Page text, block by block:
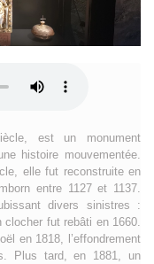
est un monument
histoire mouvementée.
elle fut reconstruite en
entre 1127 et 1137.
divers sinistres :
fut rebâti en 1660.
en 1818, l’effondrement
Plus tard, en 1881, un